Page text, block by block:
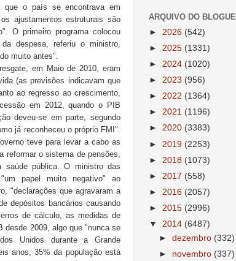
que o país se encontrava em
ajustamentos estruturais são
O primeiro programa colocou
despesa, referiu o ministro,
muito antes".
em Maio de 2010, eram
(as previsões indicavam que
ao regresso ao crescimento,
em 2012, quando o PIB
deveu-se em parte, segundo
já reconheceu o próprio FMI".
teve para levar a cabo as
reformar o sistema de pensões,
pública. O ministro das
papel muito negativo" ao
"declarações que agravaram a
depósitos bancários causando
de cálculo, as medidas de
desde 2009, algo que "nunca se
Unidos durante a Grande
anos, 35% da população está
ARQUIVO DO BLOGUE
► 2026 (542)
► 2025 (1331)
► 2024 (1020)
► 2023 (956)
► 2022 (1364)
► 2021 (1196)
► 2020 (3383)
► 2019 (2253)
► 2018 (1073)
► 2017 (558)
► 2016 (2057)
► 2015 (2996)
▼ 2014 (6487)
►dezembro (332)
► novembro (337)